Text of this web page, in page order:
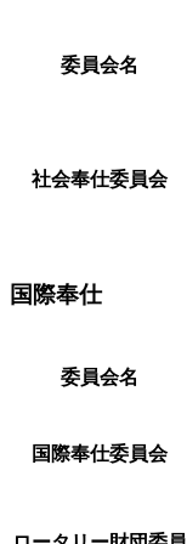
委員会名
社会奉仕委員会
国際奉仕
委員会名
国際奉仕委員会